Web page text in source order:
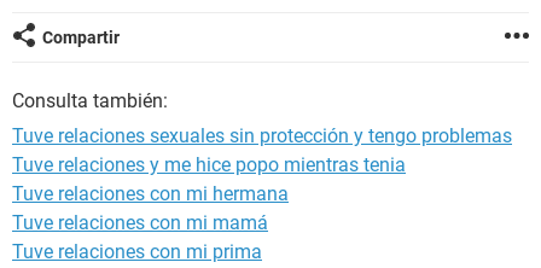
Compartir
Consulta también:
Tuve relaciones sexuales sin protección y tengo problemas
Tuve relaciones y me hice popo mientras tenia
Tuve relaciones con mi hermana
Tuve relaciones con mi mamá
Tuve relaciones con mi prima